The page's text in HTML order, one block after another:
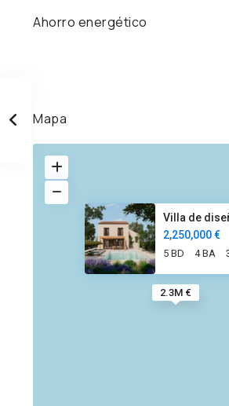
Ahorro energético
Mapa
2.3M €
Villa de
2,250,000 €
5 BD 4 BA